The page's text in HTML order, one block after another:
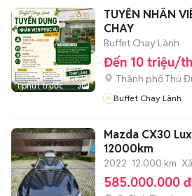
1 phút trước 3
TUYỂN NHÂN
CHAY
Buffet Chay Lành
Đến 10 triệu/
Thành phố Thủ
Buffet Chay Lành
Mazda CX30
12000km
2022 12.000 km
585.000.000 đ